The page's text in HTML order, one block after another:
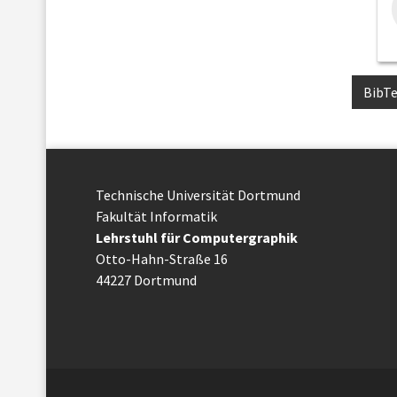
Technische Uni­ver­si­tät Dort­mund
Fakultät Informatik
Lehrstuhl für Computergraphik
Otto-Hahn-Straße 16
44227 Dort­mund